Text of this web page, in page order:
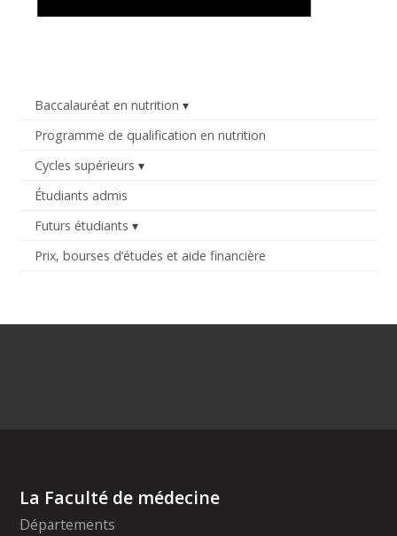
Baccalauréat en nutrition
Programme de qualification en nutrition
Cycles supérieurs
Étudiants admis
Futurs étudiants
Prix, bourses d’études et aide financière
La Faculté de médecine
Départements